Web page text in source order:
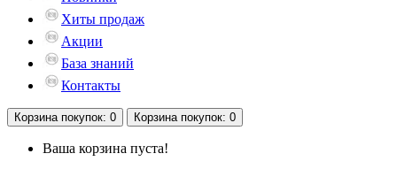
Хиты продаж
Акции
База знаний
Контакты
Корзина покупок: 0 Корзина покупок: 0
Ваша корзина пуста!